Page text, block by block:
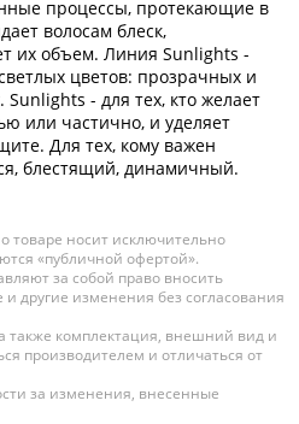
процессы, протекающие в
волосам блеск,
их объем. Линия Sunlights -
цветов: прозрачных и
- для тех, кто желает
или частично, и уделяет
Для тех, кому важен
блестящий, динамичный.
товаре носит исключительно
«публичной офертой».
за собой право вносить
и другие изменения без согласования
также комплектация, внешний вид и
производителем и отличаться от
за изменения, внесенные